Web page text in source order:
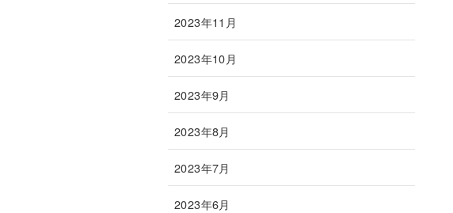
2023年11月
2023年10月
2023年9月
2023年8月
2023年7月
2023年6月